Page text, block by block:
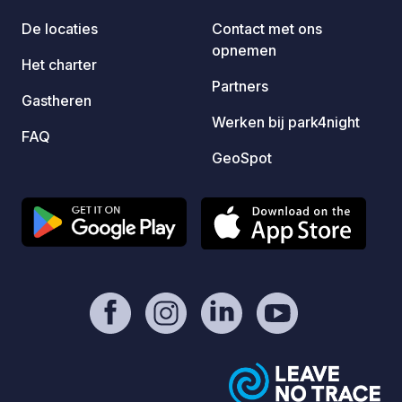
andere deelnemende campings van de
Camping Sørlandet-groep!
De locaties
Het charter
Gastheren
FAQ
Contact met ons
opnemen
Partners
Werken bij park4night
GeoSpot